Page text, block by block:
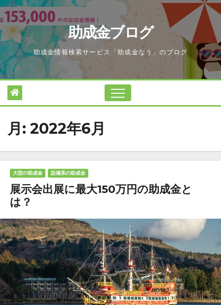
Skip
to
content
助成金ブログ
助成金情報検索サービス「助成金なう」のブログ
月: 2022年6月
大型の助成金 設備系の助成金
展示会出展に最大150万円の助成金と
は？